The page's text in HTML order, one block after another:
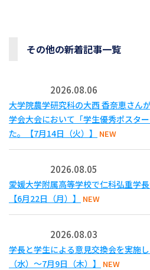
その他の新着記事一覧
2026.08.06
大学院農学研究科の大西 香奈恵さん
学会大会において「学生優秀ポスタ
た。【7月14日（火）】
NEW
2026.08.05
愛媛大学附属高等学校で仁科弘重学
【6月22日（月）】
NEW
2026.08.03
学長と学生による意見交換会を実施
（水）～7月9日（木）】
NEW